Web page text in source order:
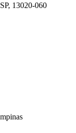
13020-060